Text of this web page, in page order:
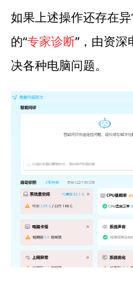
如果上述操作还存在
的“专家诊断”，由资深
决各种电脑问题。